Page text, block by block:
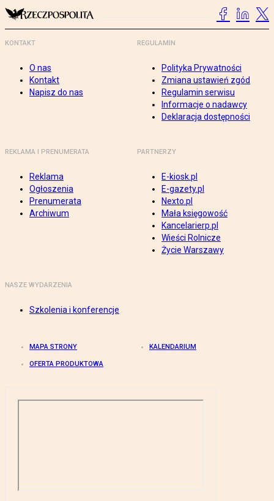
KONTAKT
O nas
Kontakt
Napisz do nas
REGULAMIN
Polityka Prywatności
Zmiana ustawień zgód
Regulamin serwisu
Informacje o nadawcy
Deklaracja dostępności
REKLAMA I PRENUMERATA
Reklama
Ogłoszenia
Prenumerata
Archiwum
PARTNERZY
E-kiosk.pl
E-gazety.pl
Nexto.pl
Mała księgowość
Kancelarierp.pl
Wieści Rolnicze
Życie Warszawy
NASZE WYDARZENIA
Szkolenia i konferencje
MAPA STRONY KALENDARIUM
OFERTA PRODUKTOWA